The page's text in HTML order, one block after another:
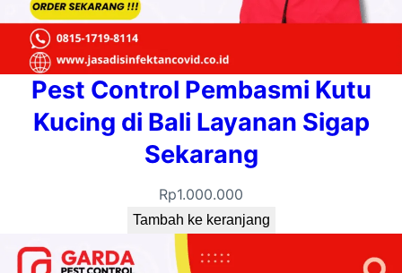
Pest Control Pembasmi Kutu
Kucing di Bali Layanan Sigap
Sekarang
Rp1.000.000
Tambah ke keranjang